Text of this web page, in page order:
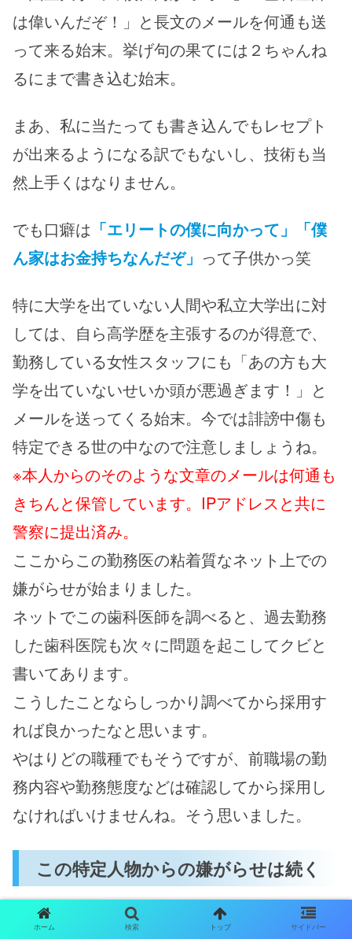
は偉いんだぞ！」と長文のメールを何通も送
って来る始末。挙げ句の果てには２ちゃんね
るにまで書き込む始末。
まあ、私に当たっても書き込んでもレセプト
が出来るようになる訳でもないし、技術も当
然上手くはなりません。
でも口癖は 「エリートの僕に向かって」「僕
ん家はお金持ちなんだぞ」 って子供かっ笑
特に大学を出ていない人間や私立大学出に対
しては、自ら高学歴を主張するのが得意で、
勤務している女性スタッフにも「あの方も大
学を出ていないせいか頭が悪過ぎます！」と
メールを送ってくる始末。今では誹謗中傷も
特定できる世の中なので注意しましょうね。
※本人からのそのような文章のメールは何通も
きちんと保管しています。IPアドレスと共に
警察に提出済み。
ここからこの勤務医の粘着質なネット上での
嫌がらせが始まりました。
ネットでこの歯科医師を調べると、過去勤務
した歯科医院も次々に問題を起こしてクビと
書いてあります。
こうしたことならしっかり調べてから採用す
れば良かったなと思います。
やはりどの職種でもそうですが、前職場の勤
務内容や勤務態度などは確認してから採用し
なければいけませんね。そう思いました。
この特定人物からの嫌がらせは続く
決して面と向かっては言って来ない。
ホーム 検索 トップ サイドバー